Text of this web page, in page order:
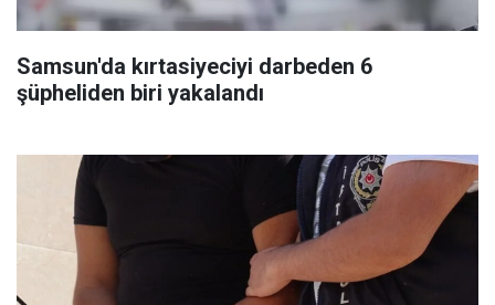
Samsun'da kırtasiyeciyi darbeden 6
şüpheliden biri yakalandı